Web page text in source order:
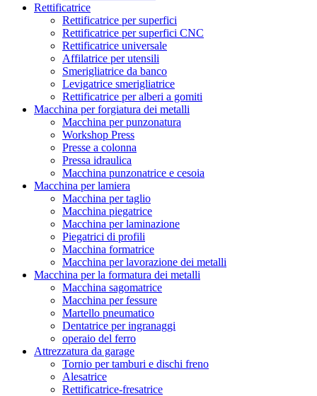
Rettificatrice
Rettificatrice per superfici
Rettificatrice per superfici CNC
Rettificatrice universale
Affilatrice per utensili
Smerigliatrice da banco
Levigatrice smerigliatrice
Rettificatrice per alberi a gomiti
Macchina per forgiatura dei metalli
Macchina per punzonatura
Workshop Press
Presse a colonna
Pressa idraulica
Macchina punzonatrice e cesoia
Macchina per lamiera
Macchina per taglio
Macchina piegatrice
Macchina per laminazione
Piegatrici di profili
Macchina formatrice
Macchina per lavorazione dei metalli
Macchina per la formatura dei metalli
Macchina sagomatrice
Macchina per fessure
Martello pneumatico
Dentatrice per ingranaggi
operaio del ferro
Attrezzatura da garage
Tornio per tamburi e dischi freno
Alesatrice
Rettificatrice-fresatrice